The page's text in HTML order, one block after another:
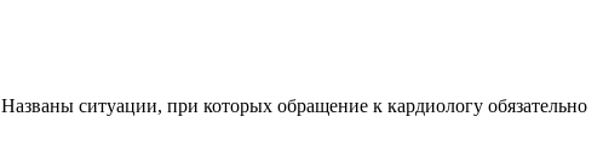
Названы ситуации, при которых обращение к кардиологу обязательно